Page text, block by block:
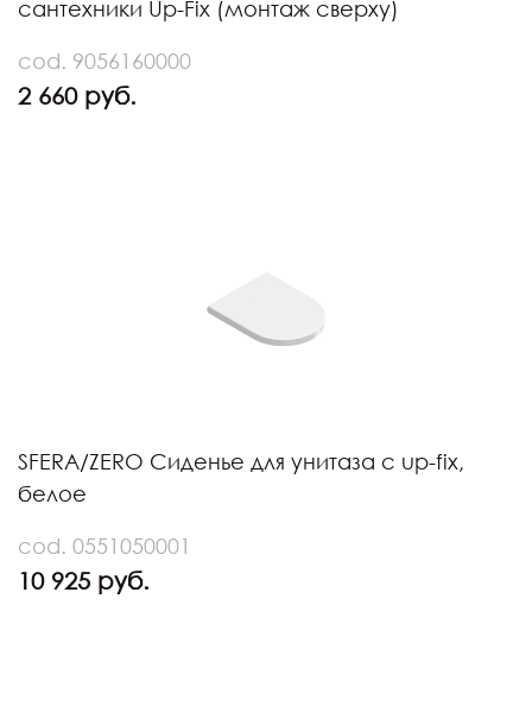
сантехники Up-Fix (монтаж сверху)
cod. 9056160000
2 660 руб.
SFERA/ZERO Сиденье для унитаза с up-fix,
белое
cod. 0551050001
10 925 руб.